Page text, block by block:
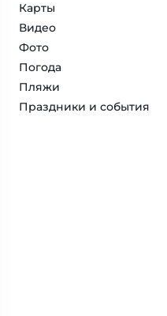
Карты
Видео
Фото
Погода
Пляжи
Праздники и события